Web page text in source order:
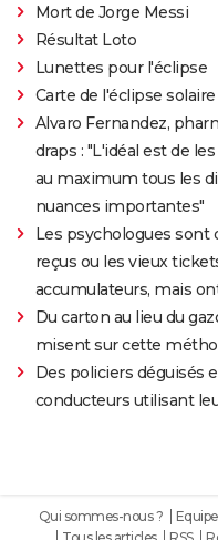
Mort de Jorge Messi
Résultat Loto
Lunettes pour l'éclipse
Carte de l'éclipse solaire
Alvaro Fernandez,
draps : "L'idéal est de
au maximum tous les
nuances importantes"
Les psychologues sont
reçus ou les vieux
accumulateurs, mais
Du carton au lieu du
misent sur cette
Des policiers déguisés
conducteurs utilisant
Qui sommes-nous ? Equipe